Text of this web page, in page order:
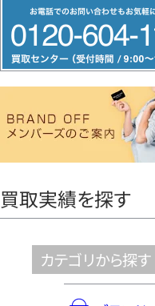
リ
ー
ヤ
買取実績を探す
カテゴリから探す